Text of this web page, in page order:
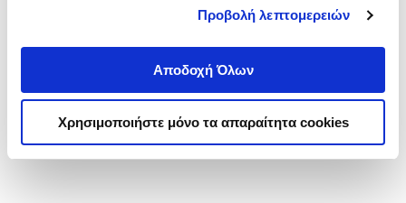
Προβολή λεπτομερειών
Αποδοχή Όλων
Χρησιμοποιήστε μόνο τα απαραίτητα cookies